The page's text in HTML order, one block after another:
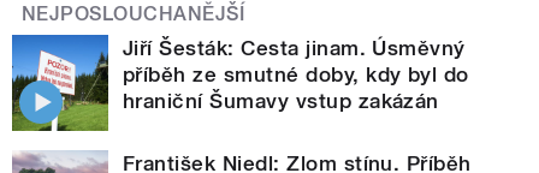
NEJPOSLOUCHANĚJŠÍ
Jiří Šesták: Cesta jinam. Úsměvný
příběh ze smutné doby, kdy byl do
hraniční Šumavy vstup zakázán
František Niedl: Zlom stínu. Příběh